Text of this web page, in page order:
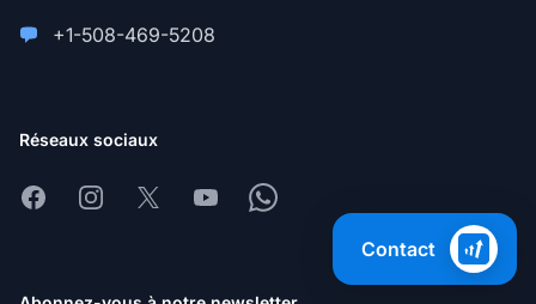
+1-508-469-5208
Réseaux sociaux
FacebookInstagram
X YoutubeWhatsapp
Contact